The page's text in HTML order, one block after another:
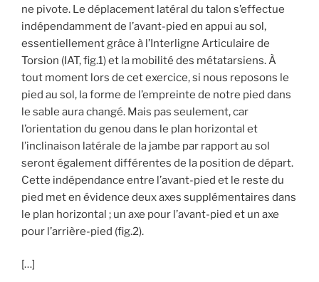
ne pivote. Le déplacement latéral du talon s’effectue
indépendamment de l’avant-pied en appui au sol,
essentiellement grâce à l’Interligne Articulaire de
Torsion (IAT, fig.1) et la mobilité des métatarsiens. À
tout moment lors de cet exercice, si nous reposons le
pied au sol, la forme de l’empreinte de notre pied dans
le sable aura changé. Mais pas seulement, car
l’orientation du genou dans le plan horizontal et
l’inclinaison latérale de la jambe par rapport au sol
seront également différentes de la position de départ.
Cette indépendance entre l’avant-pied et le reste du
pied met en évidence deux axes supplémentaires dans
le plan horizontal ; un axe pour l’avant-pied et un axe
pour l’arrière-pied (fig.2).
[…]